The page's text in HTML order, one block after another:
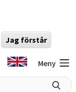
Jag förstår
Meny